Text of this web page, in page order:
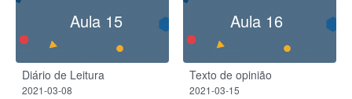
Aula 15
Diário de Leitura
2021-03-08
Aula 16
Texto de opinião
2021-03-15